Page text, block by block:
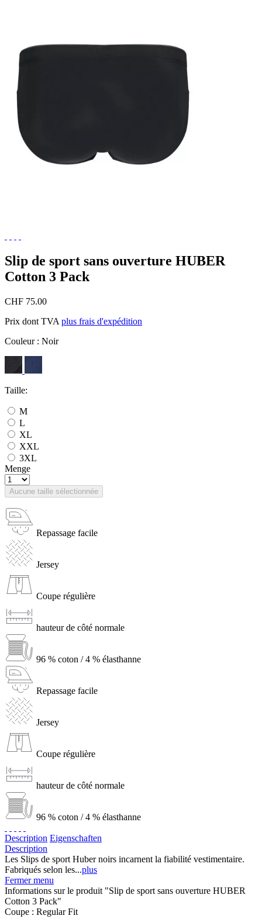
Slip de sport sans ouverture HUBER
Cotton 3 Pack
CHF 75.00
Prix dont TVA plus frais d'expédition
Couleur : Noir
Taille:
M
L
XL
XXL
3XL
Menge
Aucune taille sélectionnée
Repassage facile
Jersey
Coupe régulière
hauteur de côté normale
96 % coton / 4 % élasthanne
Repassage facile
Jersey
Coupe régulière
hauteur de côté normale
96 % coton / 4 % élasthanne
Description Eigenschaften
Description
Les Slips de sport Huber noirs incarnent la fiabilité vestimentaire.
Fabriqués selon les...plus
Fermer menu
Informations sur le produit "Slip de sport sans ouverture HUBER
Cotton 3 Pack"
Coupe : Regular Fit